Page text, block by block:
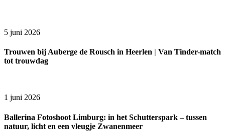
5 juni 2026
Trouwen bij Auberge de Rousch in Heerlen | Van Tinder-match
tot trouwdag
1 juni 2026
Ballerina Fotoshoot Limburg: in het Schutterspark – tussen
natuur, licht en een vleugje Zwanenmeer